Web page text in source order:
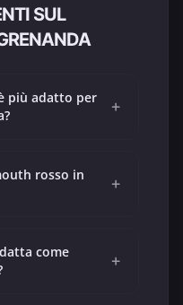
SUL
più adatto per
+
rosso in
+
come
+